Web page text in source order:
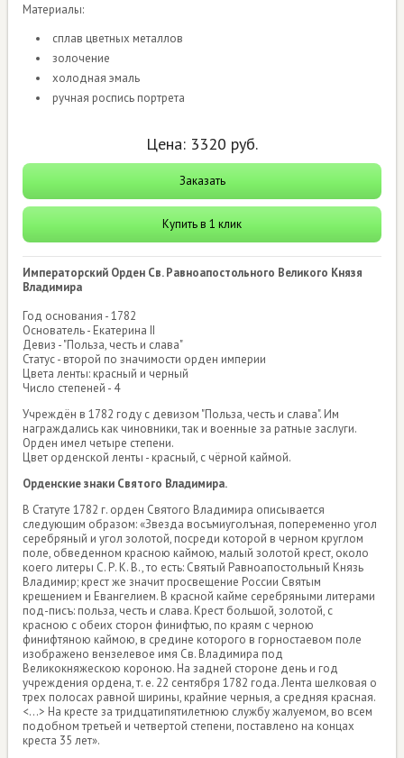
Материалы:
сплав цветных металлов
золочение
холодная эмаль
ручная роспись портрета
Цена: 3320 руб.
Заказать
Купить в 1 клик
Императорский Орден Св. Равноапостольного Великого Князя
Владимира
Год основания - 1782
Основатель - Екатерина II
Девиз - "Польза, честь и слава"
Статус - второй по значимости орден империи
Цвета ленты: красный и черный
Число степеней - 4
Учреждён в 1782 году с девизом "Польза, честь и слава". Им
награждались как чиновники, так и военные за ратные заслуги.
Орден имел четыре степени.
Цвет орденской ленты - красный, с чёрной каймой.
Орденские знаки Святого Владимира.
В Статуте 1782 г. орден Святого Владимира описывается
следующим образом: «Звезда восъмиуголъная, попеременно угол
серебряный и угол золотой, посреди которой в черном круглом
поле, обведенном красною каймою, малый золотой крест, около
коего литеры С. Р. К. В., то есть: Святый Равноапостольный Князь
Владимир; крест же значит просвещение России Святым
крещением и Евангелием. В красной кайме серебряными литерами
под-писъ: польза, честь и слава. Крест большой, золотой, с
красною с обеих сторон финифтью, по краям с черною
финифтяною каймою, в средине которого в горностаевом поле
изображено вензелевое имя Св. Владимира под
Великокняжескою короною. На задней стороне день и год
учреждения ордена, т. е. 22 сентября 1782 года. Лента шелковая о
трех полосах равной ширины, крайние черныя, а средняя красная.
<...> На кресте за тридцатипятилетнюю службу жалуемом, во всем
подобном третьей и четвертой степени, поставлено на концах
креста 35 лет».